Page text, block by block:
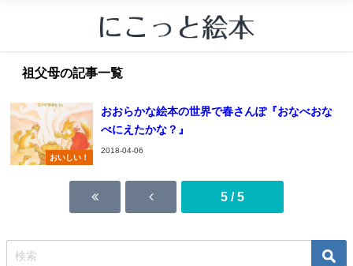
祖父母の記事一覧
おいしい！
おおらかな絵本の世界で春さんぽ『おなべおな
べにえたかな？』
2018-04-06
5 / 5